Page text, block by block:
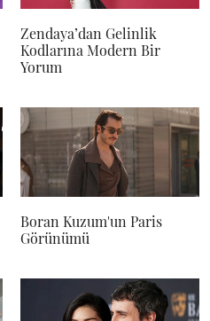
Zendaya’dan Gelinlik
Kodlarına Modern Bir
Yorum
Boran Kuzum'un Paris
Görünümü